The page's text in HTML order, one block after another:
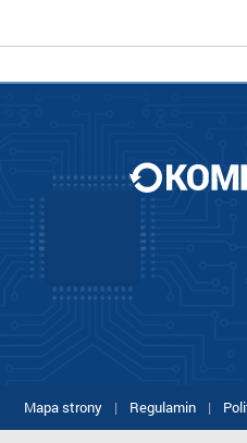
Mapa strony | Regulamin |